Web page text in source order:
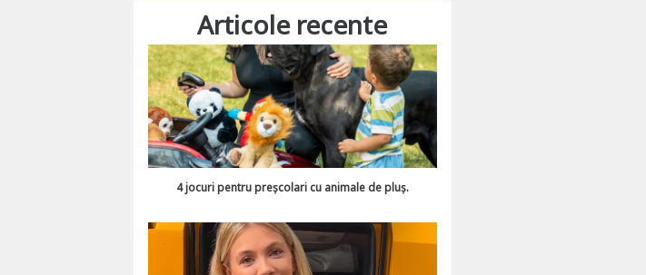
Articole recente
4 jocuri pentru preșcolari cu animale de pluș.